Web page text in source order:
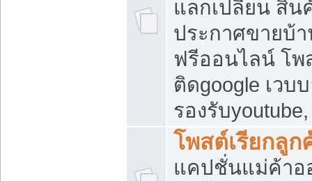
แลกเปลี่ยน สิน
ประกาศขายบ้
ฟรีออนไลน์ โพ
ติดgoogle เวบ
รองรับ
โพสต์เรียกลูก
แคปชั่นแม่ค้าอ